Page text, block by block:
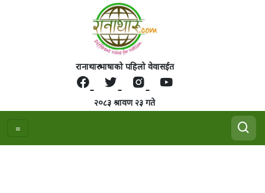
रानाथारु भाषाको पहिलो वेवासईत
२०८३ श्रावण २३ गते